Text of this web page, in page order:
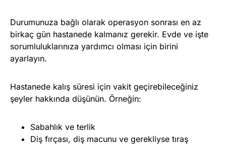
Durumunuza bağlı olarak operasyon sonrası en az
birkaç gün hastanede kalmanız gerekir. Evde ve işte
sorumluluklarınıza yardımcı olması için birini
ayarlayın.
Hastanede kalış süresi için vakit geçirebileceğiniz
şeyler hakkında düşünün. Örneğin:
Sabahlık ve terlik
Diş fırçası, diş macunu ve gerekliyse tıraş